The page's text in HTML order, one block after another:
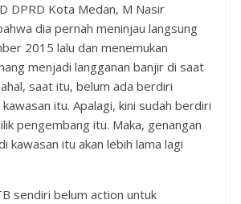
DPRD Kota Medan, M Nasir
dia pernah meninjau langsung
2015 lalu dan menemukan
menjadi langganan banjir di saat
saat itu, belum ada berdiri
itu. Apalagi, kini sudah berdiri
pengembang itu. Maka, genangan
kawasan itu akan lebih lama lagi
sendiri belum action untuk